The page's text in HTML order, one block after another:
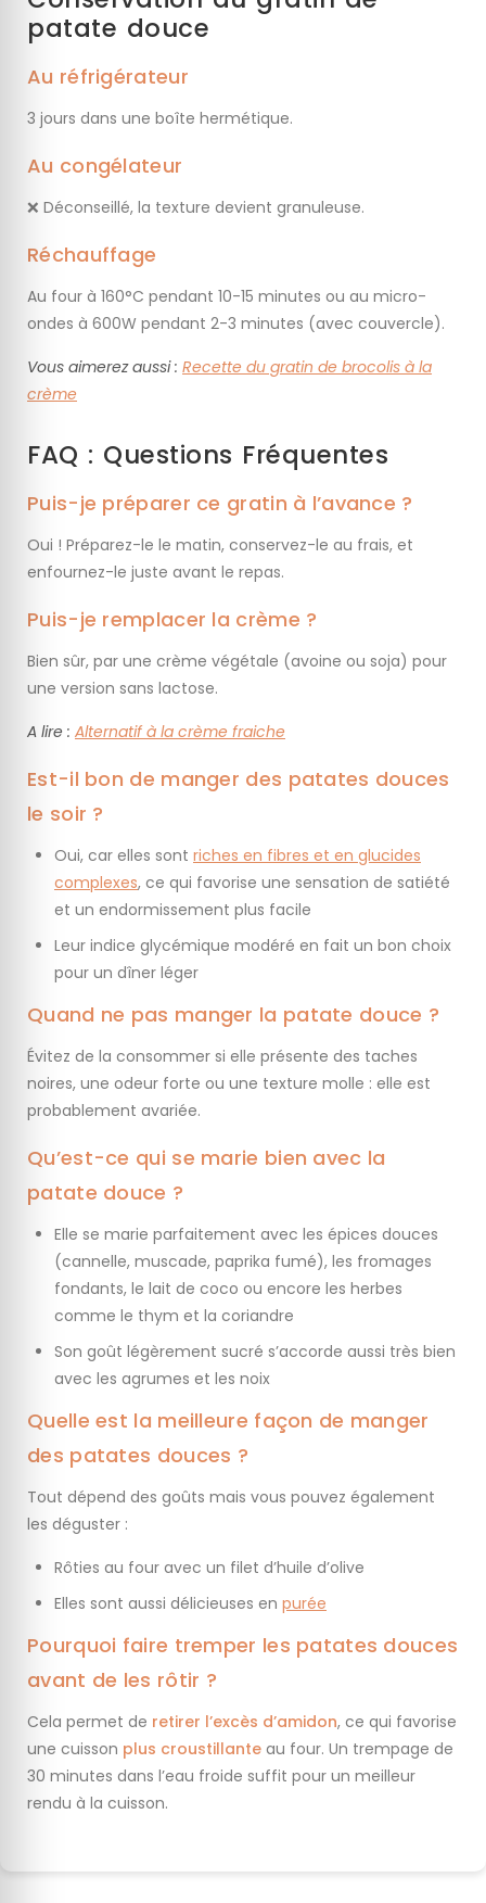
patate douce
Au réfrigérateur
3 jours dans une boîte hermétique.
Au congélateur
❌ Déconseillé, la texture devient granuleuse.
Réchauffage
Au four à 160°C pendant 10-15 minutes ou au micro-
ondes à 600W pendant 2-3 minutes (avec couvercle).
Vous aimerez aussi : Recette du gratin de brocolis à la
crème
FAQ : Questions Fréquentes
Puis-je préparer ce gratin à l’avance ?
Oui ! Préparez-le le matin, conservez-le au frais, et
enfournez-le juste avant le repas.
Puis-je remplacer la crème ?
Bien sûr, par une crème végétale (avoine ou soja) pour
une version sans lactose.
A lire : Alternatif à la crème fraiche
Est-il bon de manger des patates douces
le soir ?
Oui, car elles sont riches en fibres et en glucides
complexes, ce qui favorise une sensation de satiété
et un endormissement plus facile
Leur indice glycémique modéré en fait un bon choix
pour un dîner léger
Quand ne pas manger la patate douce ?
Évitez de la consommer si elle présente des taches
noires, une odeur forte ou une texture molle : elle est
probablement avariée.
Qu’est-ce qui se marie bien avec la
patate douce ?
Elle se marie parfaitement avec les épices douces
(cannelle, muscade, paprika fumé), les fromages
fondants, le lait de coco ou encore les herbes
comme le thym et la coriandre
Son goût légèrement sucré s’accorde aussi très bien
avec les agrumes et les noix
Quelle est la meilleure façon de manger
des patates douces ?
Tout dépend des goûts mais vous pouvez également
les déguster :
Rôties au four avec un filet d’huile d’olive
Elles sont aussi délicieuses en purée
Pourquoi faire tremper les patates douces
avant de les rôtir ?
Cela permet de retirer l’excès d’amidon, ce qui favorise
une cuisson plus croustillante au four. Un trempage de
30 minutes dans l’eau froide suffit pour un meilleur
rendu à la cuisson.